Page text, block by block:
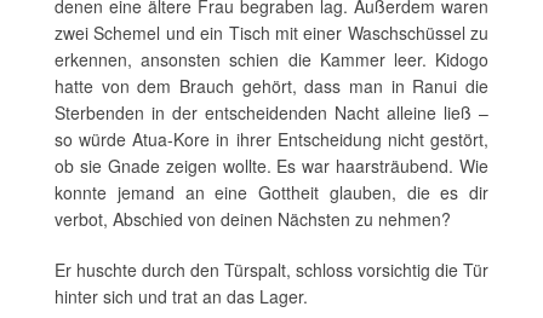
denen eine ältere Frau begraben lag. Außerdem waren
zwei Schemel und ein Tisch mit einer Waschschüssel zu
erkennen, ansonsten schien die Kammer leer. Kidogo
hatte von dem Brauch gehört, dass man in Ranui die
Sterbenden in der entscheidenden Nacht alleine ließ –
so würde Atua-Kore in ihrer Entscheidung nicht gestört,
ob sie Gnade zeigen wollte. Es war haarsträubend. Wie
konnte jemand an eine Gottheit glauben, die es dir
verbot, Abschied von deinen Nächsten zu nehmen?
Er huschte durch den Türspalt, schloss vorsichtig die Tür
hinter sich und trat an das Lager.